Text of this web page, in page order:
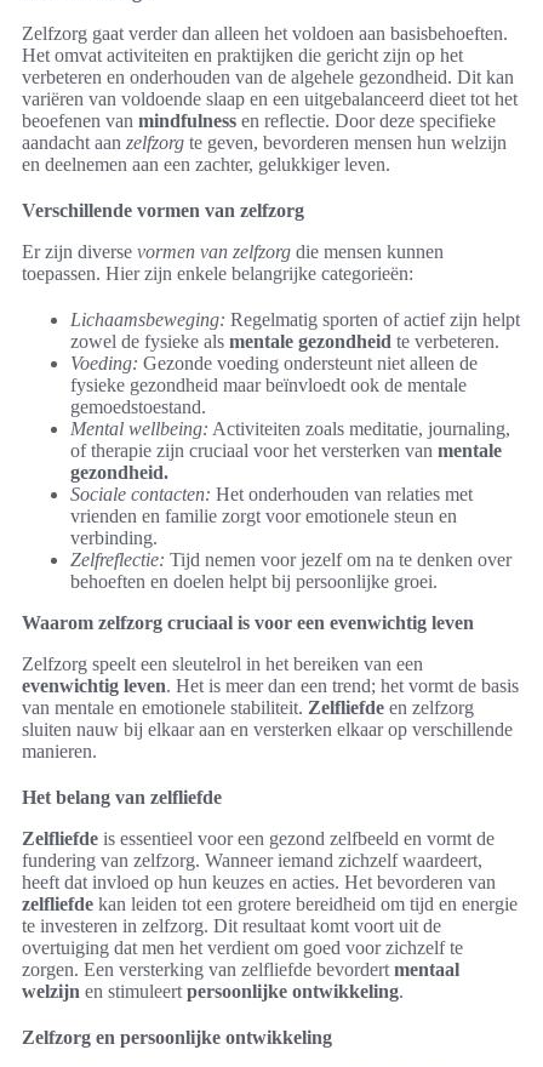
Zelfzorg gaat verder dan alleen het voldoen aan basisbehoeften.
Het omvat activiteiten en praktijken die gericht zijn op het
verbeteren en onderhouden van de algehele gezondheid. Dit kan
variëren van voldoende slaap en een uitgebalanceerd dieet tot het
beoefenen van mindfulness en reflectie. Door deze specifieke
aandacht aan zelfzorg te geven, bevorderen mensen hun welzijn
en deelnemen aan een zachter, gelukkiger leven.
Verschillende vormen van zelfzorg
Er zijn diverse vormen van zelfzorg die mensen kunnen
toepassen. Hier zijn enkele belangrijke categorieën:
Lichaamsbeweging: Regelmatig sporten of actief zijn helpt
zowel de fysieke als mentale gezondheid te verbeteren.
Voeding: Gezonde voeding ondersteunt niet alleen de
fysieke gezondheid maar beïnvloedt ook de mentale
gemoedstoestand.
Mental wellbeing: Activiteiten zoals meditatie, journaling,
of therapie zijn cruciaal voor het versterken van mentale
gezondheid.
Sociale contacten: Het onderhouden van relaties met
vrienden en familie zorgt voor emotionele steun en
verbinding.
Zelfreflectie: Tijd nemen voor jezelf om na te denken over
behoeften en doelen helpt bij persoonlijke groei.
Waarom zelfzorg cruciaal is voor een evenwichtig leven
Zelfzorg speelt een sleutelrol in het bereiken van een
evenwichtig leven. Het is meer dan een trend; het vormt de basis
van mentale en emotionele stabiliteit. Zelfliefde en zelfzorg
sluiten nauw bij elkaar aan en versterken elkaar op verschillende
manieren.
Het belang van zelfliefde
Zelfliefde is essentieel voor een gezond zelfbeeld en vormt de
fundering van zelfzorg. Wanneer iemand zichzelf waardeert,
heeft dat invloed op hun keuzes en acties. Het bevorderen van
zelfliefde kan leiden tot een grotere bereidheid om tijd en energie
te investeren in zelfzorg. Dit resultaat komt voort uit de
overtuiging dat men het verdient om goed voor zichzelf te
zorgen. Een versterking van zelfliefde bevordert mentaal
welzijn en stimuleert persoonlijke ontwikkeling.
Zelfzorg en persoonlijke ontwikkeling